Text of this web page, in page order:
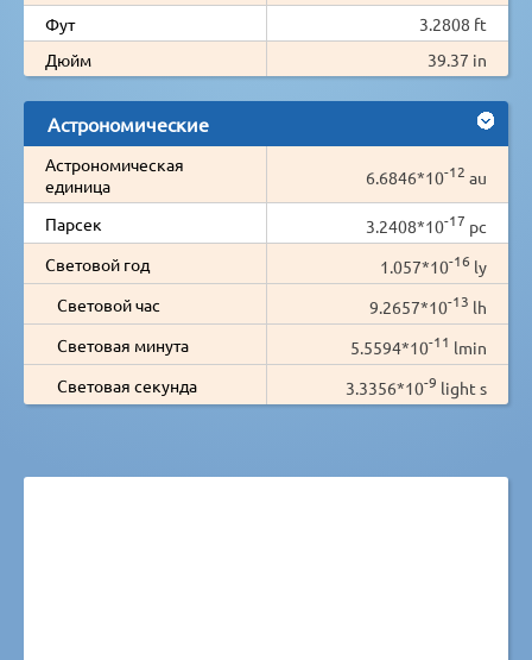
Фут
3.2808 ft
Дюйм
39.37 in
Астрономические
Астрономическая
единица
6.6846*10-12 au
Парсек 3.2408*10-17 pc
Световой год
1.057*10-16 ly
Световой час
9.2657*10-13 lh
Световая минута
5.5594*10-11 lmin
Световая секунда
3.3356*10-9 light s